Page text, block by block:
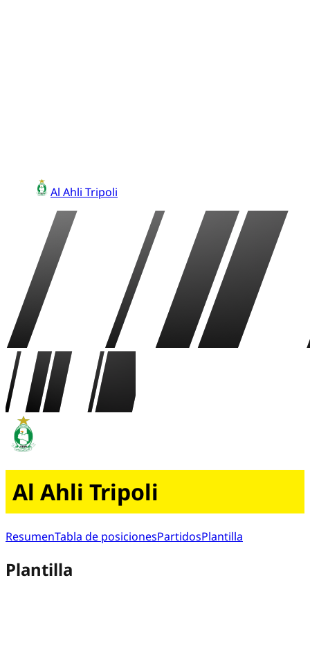
Al Ahli Tripoli
Al Ahli Tripoli
ResumenTabla de posicionesPartidosPlantilla
Plantilla